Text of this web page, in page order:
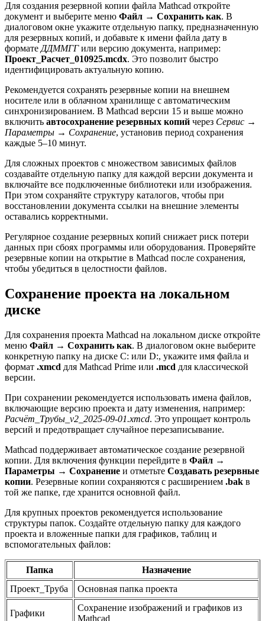
Для создания резервной копии файла Mathcad откройте
документ и выберите меню Файл → Сохранить как. В
диалоговом окне укажите отдельную папку, предназначенную
для резервных копий, и добавьте к имени файла дату в
форматеДДММГГили версию документа, например:
Проект_Расчет_010925.mcdx. Это позволит быстро
идентифицировать актуальную копию.
Рекомендуется сохранять резервные копии на внешнем
носителе или в облачном хранилище с автоматическим
синхронизированием. В Mathcad версии 15 и выше можно
включить автосохранение резервных копий через Сервис →
Параметры → Сохранение, установив период сохранения
каждые 5–10 минут.
Для сложных проектов с множеством зависимых файлов
создавайте отдельную папку для каждой версии документа и
включайте все подключенные библиотеки или изображения.
При этом сохраняйте структуру каталогов, чтобы при
восстановлении документа ссылки на внешние элементы
оставались корректными.
Регулярное создание резервных копий снижает риск потери
данных при сбоях программы или оборудования. Проверяйте
резервные копии на открытие в Mathcad после сохранения,
чтобы убедиться в целостности файлов.
Сохранение проекта на локальном
диске
Для сохранения проекта Mathcad на локальном диске откройте
меню Файл → Сохранить как. В диалоговом окне выберите
конкретную папку на диске C: или D:, укажите имя файла и
формат .xmcd для Mathcad Prime или .mcd для классической
версии.
При сохранении рекомендуется использовать имена файлов,
включающие версию проекта и дату изменения, например:
Расчёт_Трубы_v2_2025-09-01.xmcd. Это упрощает контроль
версий и предотвращает случайное перезаписывание.
Mathcad поддерживает автоматическое создание резервной
копии. Для включения функции перейдите в Файл →
Параметры → Сохранение и отметьте Создавать резервные
копии. Резервные копии сохраняются с расширением .bak в
той же папке, где хранится основной файл.
Для крупных проектов рекомендуется использование
структуры папок. Создайте отдельную папку для каждого
проекта и вложенные папки для графиков, таблиц и
вспомогательных файлов:
Папка
Назначение
Проект_Труба
Основная папка проекта
Графики
Сохранение изображений и графиков из
Mathcad